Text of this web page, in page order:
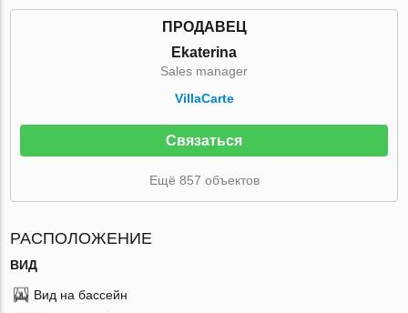
ПРОДАВЕЦ
Ekaterina
Sales manager
VillaСarte
Связаться
Ещё 857 объектов
РАСПОЛОЖЕНИЕ
ВИД
Вид на бассейн